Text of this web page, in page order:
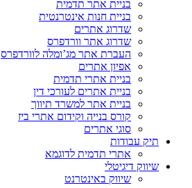
בניית אתר תדמית
בניית חנות אינטרנטית
שדרוג אתרים
שדרוג אתר וורדפרס
העברת אתר מג’ומלה לוורדפרס
אפיון אתרים
בניית אתרי תדמית
בניית אתרים לעורכי דין
בניית אתר למשרד תיווך
קורס בנייה וקידום אתרי ביז
סוגי אתרים
תיק עבודות
אתרי תדמית לדוגמא
שיווק דיגיטלי
שיווק באינטרנט